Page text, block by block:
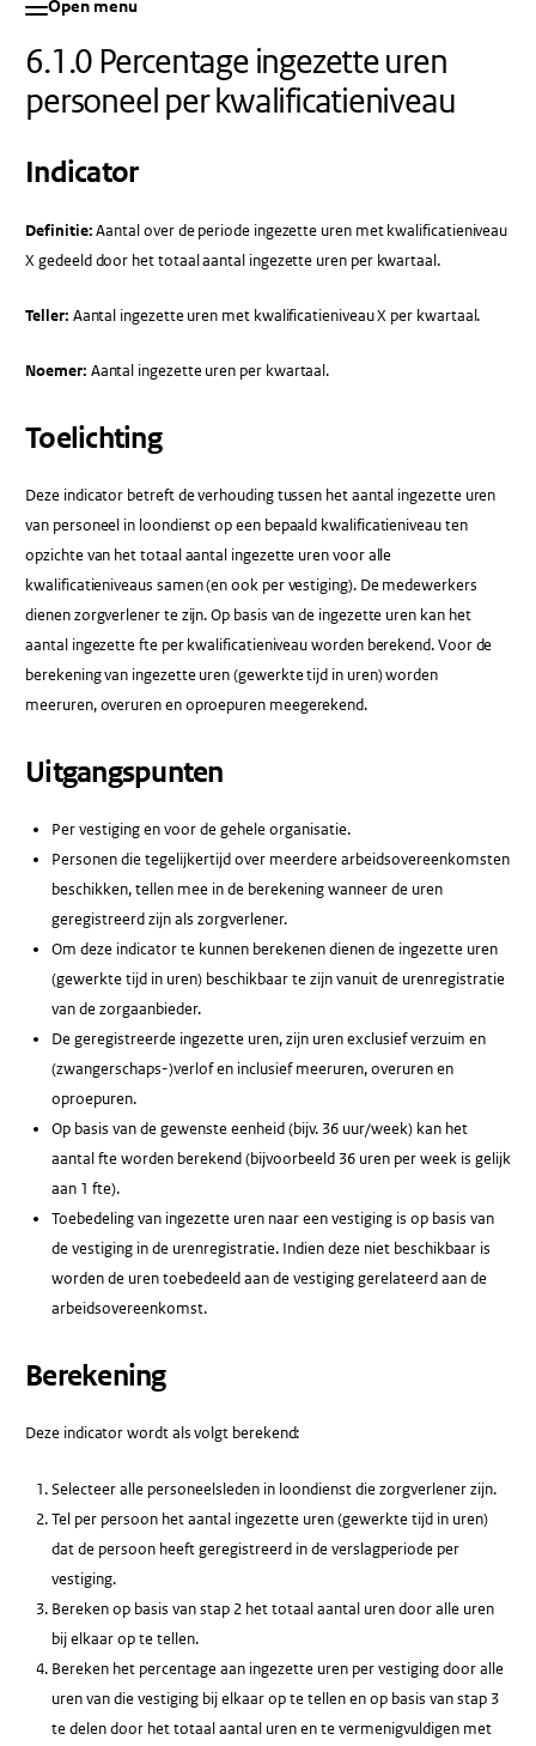
Open menu
6.1.0 Percentage ingezette uren
personeel per kwalificatieniveau
Indicator
Definitie:Aantal over de periode ingezette uren met kwalificatieniveau
X gedeeld door het totaal aantal ingezette uren per kwartaal.
Teller: Aantal ingezette uren met kwalificatieniveau X per kwartaal.
Noemer: Aantal ingezette uren per kwartaal.
Toelichting
Deze indicator betreft de verhouding tussen het aantal ingezette uren
van personeel in loondienst op een bepaald kwalificatieniveau ten
opzichte van het totaal aantal ingezette uren voor alle
kwalificatieniveaus samen (en ook per vestiging). De medewerkers
dienen zorgverlener te zijn. Op basis van de ingezette uren kan het
aantal ingezette fte per kwalificatieniveau worden berekend. Voor de
berekening van ingezette uren (gewerkte tijd in uren) worden
meeruren, overuren en oproepuren meegerekend.
Uitgangspunten
Per vestiging en voor de gehele organisatie.
Personen die tegelijkertijd over meerdere arbeidsovereenkomsten
beschikken, tellen mee in de berekening wanneer de uren
geregistreerd zijn als zorgverlener.
Om deze indicator te kunnen berekenen dienen de ingezette uren
(gewerkte tijd in uren) beschikbaar te zijn vanuit de urenregistratie
van de zorgaanbieder.
De geregistreerde ingezette uren, zijn uren exclusief verzuim en
(zwangerschaps-)verlof en inclusief meeruren, overuren en
oproepuren.
Op basis van de gewenste eenheid (bijv. 36 uur/week) kan het
aantal fte worden berekend (bijvoorbeeld 36 uren per week is gelijk
aan 1 fte).
Toebedeling van ingezette uren naar een vestiging is op basis van
de vestiging in de urenregistratie. Indien deze niet beschikbaar is
worden de uren toebedeeld aan de vestiging gerelateerd aan de
arbeidsovereenkomst.
Berekening
Deze indicator wordt als volgt berekend:
Selecteer alle personeelsleden in loondienst die zorgverlener zijn.
Tel per persoon het aantal ingezette uren (gewerkte tijd in uren)
dat de persoon heeft geregistreerd in de verslagperiode per
vestiging.
Bereken op basis van stap 2 het totaal aantal uren door alle uren
bij elkaar op te tellen.
Bereken het percentage aan ingezette uren per vestiging door alle
uren van die vestiging bij elkaar op te tellen en op basis van stap 3
te delen door het totaal aantal uren en te vermenigvuldigen met